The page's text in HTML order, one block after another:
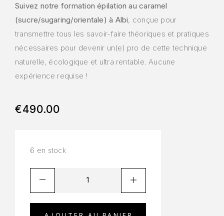
Suivez notre formation épilation au caramel
(sucre/sugaring/orientale) à Albi, conçue pour
transmettre tous les savoir-faire théoriques et pratiques
nécessaires pour devenir un(e) pro de cette technique
naturelle, écologique et ultra rentable. Aucune
expérience requise !
€490.00
6 en stock